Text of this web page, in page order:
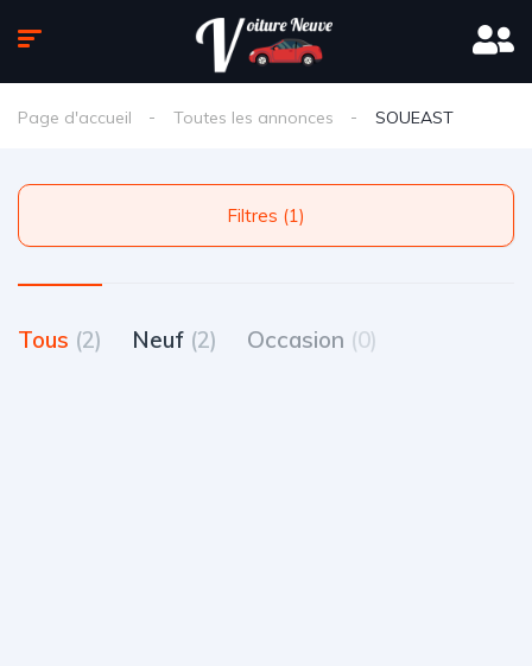
Page d'accueil Toutes les annonces SOUEAST
Filtres (1)
Tous (2) Neuf (2) Occasion (0)